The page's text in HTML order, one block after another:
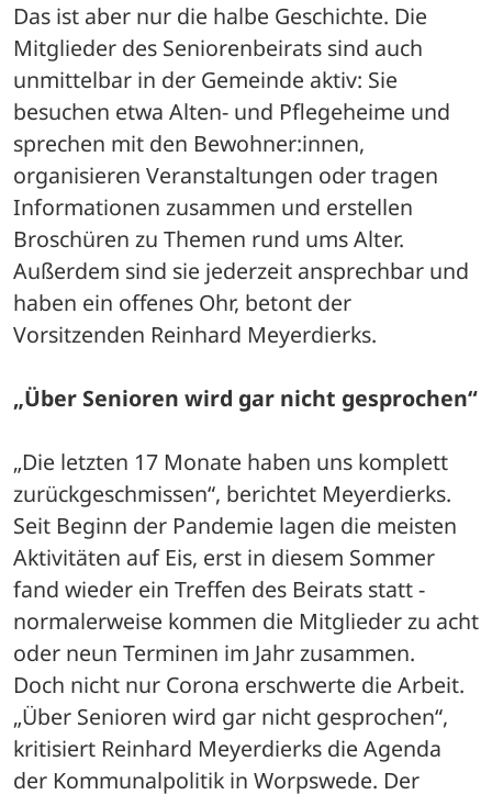
Das ist aber nur die halbe Geschichte. Die
Mitglieder des Seniorenbeirats sind auch
unmittelbar in der Gemeinde aktiv: Sie
besuchen etwa Alten- und Pflegeheime und
sprechen mit den Bewohner:innen,
organisieren Veranstaltungen oder tragen
Informationen zusammen und erstellen
Broschüren zu Themen rund ums Alter.
Außerdem sind sie jederzeit ansprechbar und
haben ein offenes Ohr, betont der
Vorsitzenden Reinhard Meyerdierks.
„Über Senioren wird gar nicht gesprochen“
„Die letzten 17 Monate haben uns komplett
zurückgeschmissen“, berichtet Meyerdierks.
Seit Beginn der Pandemie lagen die meisten
Aktivitäten auf Eis, erst in diesem Sommer
fand wieder ein Treffen des Beirats statt -
normalerweise kommen die Mitglieder zu acht
oder neun Terminen im Jahr zusammen.
Doch nicht nur Corona erschwerte die Arbeit.
„Über Senioren wird gar nicht gesprochen“,
kritisiert Reinhard Meyerdierks die Agenda
der Kommunalpolitik in Worpswede. Der